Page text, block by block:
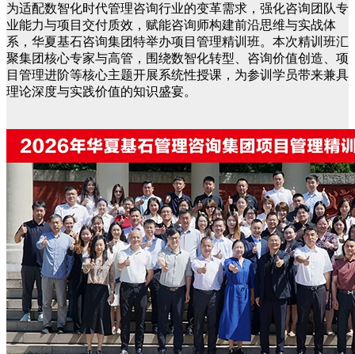
为适配数智化时代管理咨询行业的变革需求，强化咨询团队专
业能力与项目交付质效，赋能咨询师构建前沿思维与实战体
系，华夏基石咨询集团特举办项目管理精训班。本次精训班汇
聚集团核心专家与高管，围绕数智化转型、咨询价值创造、项
目管理进阶等核心主题开展系统性授课，为参训学员带来兼具
理论深度与实践价值的知识盛宴。